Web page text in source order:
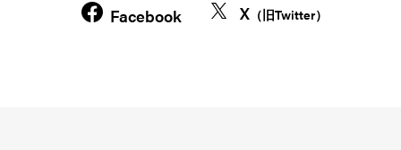
Facebook X （旧Twitter）